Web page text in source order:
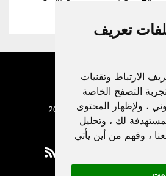
تعريف
الارتباط وتقنيات
التصفح الخاصة
، ولإظهار المحتوى
لك ، وتحليل
، وفهم من أين يأتي
الوطن © 2003 - 2022